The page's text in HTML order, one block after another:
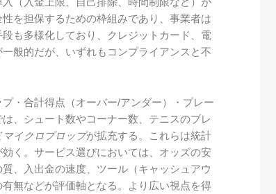
を担保するための枠組みであり、事業者は
も多様化しており、クレジットカード、電
般的だが、いずれもコンプライアンスと不
・合計得点（オーバー/アンダー）・プレー
、シュート数やコーナー数、テニスのブレ
マイクロプロップが拡充する。これらは統計
く。サービス選びにおいては、オッズの安
質、入出金の速度、ツール（キャッシュアウ
無などが評価軸となる。より広い視点を得